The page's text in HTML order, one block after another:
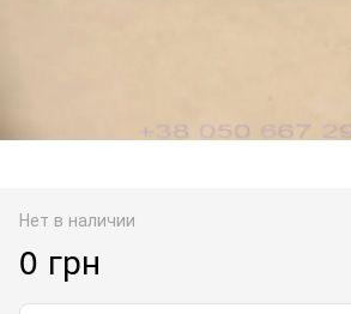
Нет в наличии
0 грн